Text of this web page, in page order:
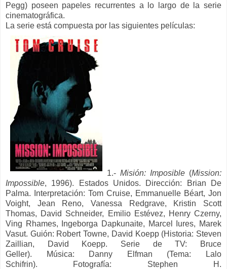
Pegg) poseen papeles recurrentes a lo largo de la serie
cinematográfica.
La serie está compuesta por las siguientes películas:
1.- Misión: Imposible (Mission:
Impossible, 1996). Estados Unidos. Dirección:
Brian De
Palma. Interpretación: Tom Cruise, Emmanuelle Béart, Jon
Voight, Jean Reno, Vanessa Redgrave, Kristin Scott
Thomas, David Schneider, Emilio Estévez, Henry Czerny,
Ving Rhames, Ingeborga Dapkunaite, Marcel Iures, Marek
Vasut. Guión: Robert Towne, David Koepp (Historia: Steven
Zaillian, David Koepp. Serie de TV: Bruce
Geller).
Música:
Danny Elfman (Tema: Lalo
Schifrin). Fotografía: Stephen H.